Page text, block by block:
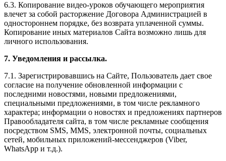
6.3. Копирование видео-уроков обучающего мероприятия
влечет за собой расторжение Договора Администрацией в
одностороннем порядке, без возврата уплаченной суммы.
Копирование иных материалов Сайта возможно лишь для
личного использования.
7. Уведомления и рассылка.
7.1. Зарегистрировавшись на Сайте, Пользователь дает свое
согласие на получение обновленной информации с
последними новостями, новыми предложениями,
специальными предложениями, в том числе рекламного
характера; информации о новостях и предложениях партнеров
Правообладателя сайта, в том числе рекламные сообщения
посредством SMS, MMS, электронной почты, социальных
сетей, мобильных приложений-мессенджеров (Viber,
WhatsApp и т.д.).